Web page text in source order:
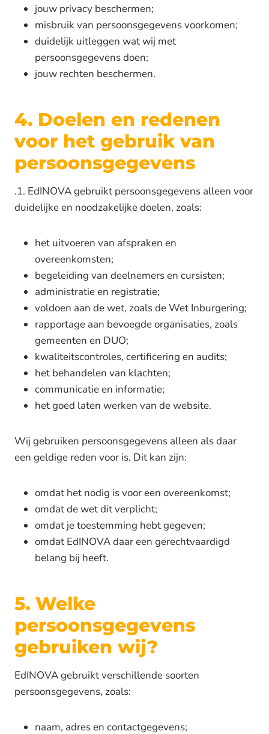
jouw privacy beschermen;
misbruik van persoonsgegevens voorkomen;
duidelijk uitleggen wat wij met
persoonsgegevens doen;
jouw rechten beschermen.
4. Doelen en redenen
voor het gebruik van
persoonsgegevens
.1. EdINOVA gebruikt persoonsgegevens alleen voor
duidelijke en noodzakelijke doelen, zoals:
het uitvoeren van afspraken en
overeenkomsten;
begeleiding van deelnemers en cursisten;
administratie en registratie;
voldoen aan de wet, zoals de Wet Inburgering;
rapportage aan bevoegde organisaties, zoals
gemeenten en DUO;
kwaliteitscontroles, certificering en audits;
het behandelen van klachten;
communicatie en informatie;
het goed laten werken van de website.
Wij gebruiken persoonsgegevens alleen als daar
een geldige reden voor is. Dit kan zijn:
omdat het nodig is voor een overeenkomst;
omdat de wet dit verplicht;
omdat je toestemming hebt gegeven;
omdat EdINOVA daar een gerechtvaardigd
belang bij heeft.
5. Welke
persoonsgegevens
gebruiken wij?
EdINOVA gebruikt verschillende soorten
persoonsgegevens, zoals:
naam, adres en contactgegevens;